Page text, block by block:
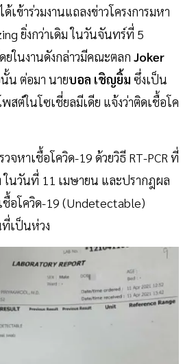
เข้าร่วมงานแถลงข่าวโครงการมหา
ยิ่งกว่าเดิม ในวันจันทร์ที่ 5
ยในงานดังกล่าวมีคณะตลก Joker
น ต่อมา นายบอล เชิญยิ้ม ซึ่งเป็น
ต์ในโซเชี่ยลมีเดีย แจ้งว่าติดเชื้อโค
วจหาเชื้อโควิด-19 ด้วยวิธี RT-PCR ที่
ในวันที่ 11 เมษายน และปรากฎผล
อโควิด-19 (Undetectable)
เป็นห่วง